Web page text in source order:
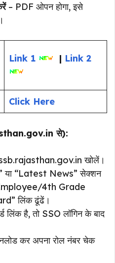
– PDF ओपन होगा, इसे
Link 1 | Link 2
Click Here
से):
खोलें।
या “Latest News” सेक्शन
4th Grade
लिंक ढूंढें।
लिंक है, तो SSO लॉगिन के बाद
कर अपना रोल नंबर चेक